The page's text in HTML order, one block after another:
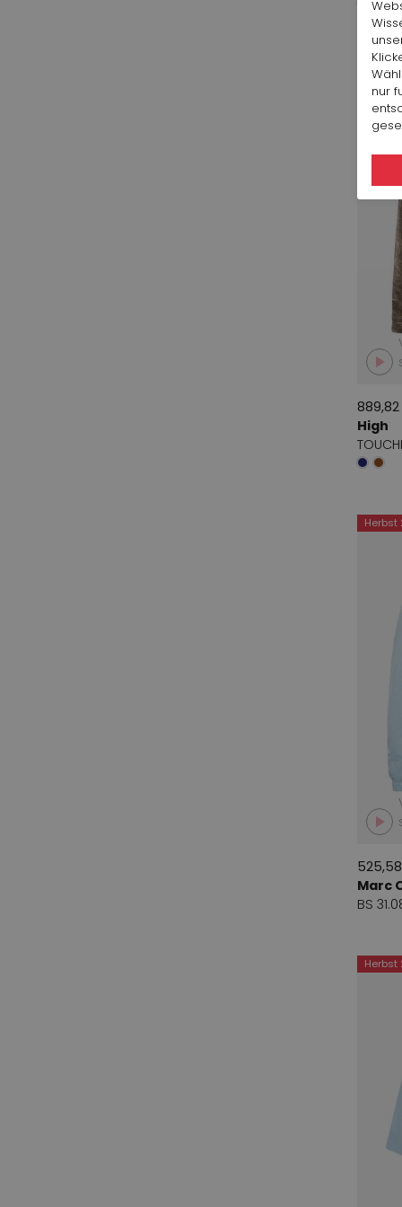
889,82
High
Herbst
Marc
BS
Herbst
nur